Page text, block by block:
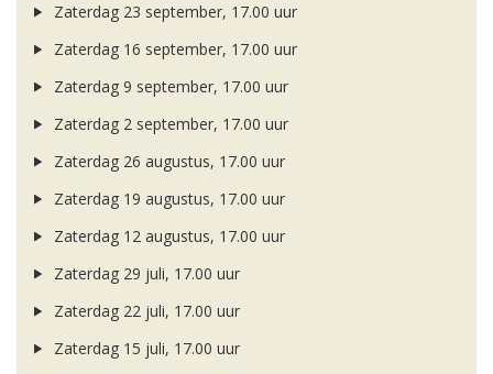
Zaterdag 23 september, 17.00 uur
Zaterdag 16 september, 17.00 uur
Zaterdag 9 september, 17.00 uur
Zaterdag 2 september, 17.00 uur
Zaterdag 26 augustus, 17.00 uur
Zaterdag 19 augustus, 17.00 uur
Zaterdag 12 augustus, 17.00 uur
Zaterdag 29 juli, 17.00 uur
Zaterdag 22 juli, 17.00 uur
Zaterdag 15 juli, 17.00 uur